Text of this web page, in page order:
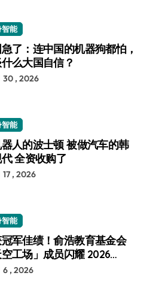
智能
了：连中国的机器狗都怕，
么大国自信？
30 , 2026
智能
人的波士顿 被做汽车的韩
全资收购了
17 , 2026
智能
军佳绩！俞浩教育基金会
空工场」成员闪耀 2026
机器人世界杯
6 , 2026